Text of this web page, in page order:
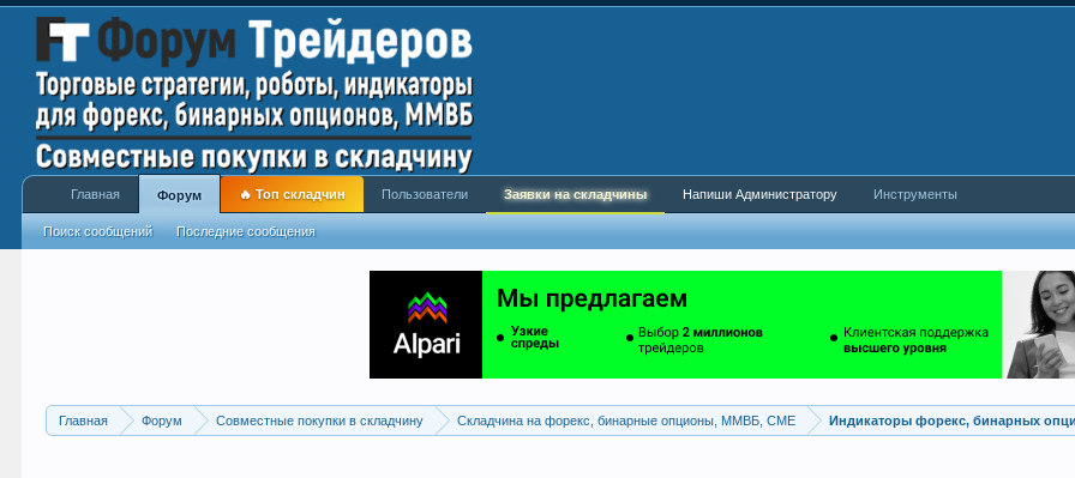
Главная Форум Совместные покупки в складчину Складчина на форекс, бинарные опционы, ММВБ, CME Индикаторы форекс, бинарных
Главная Форум
Поиск сообщений Последние сообщения
🔥 Топ складчин Пользователи Заявки на складчины Напиши Администратору Инструменты